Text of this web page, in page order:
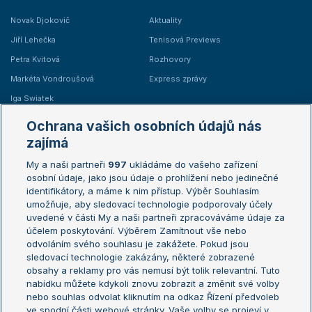
Novak Djokovič
Jiří Lehečka
Petra Kvitová
Markéta Vondroušová
Iga Swiatek
Aktuality
Tenisová Previews
Rozhovory
Express zprávy
Žebříčky
Žebříček ATP (muži)
Žebříček WTA (ženy)
Sázkařský žebříček
Australian Open
French Open
Wimbledon
US Open
Turnaj mistrů
Turnaj mistryň
Aktualní trendy
Fotbalové přestupy
Ochrana vašich osobních údajů nás
zajímá
My a naši partneři 997 ukládáme do vašeho zařízení
osobní údaje, jako jsou údaje o prohlížení nebo jedinečné
identifikátory, a máme k nim přístup. Výběr Souhlasím
umožňuje, aby sledovací technologie podporovaly účely
uvedené v části My a naši partneři zpracováváme údaje za
účelem poskytování. Výběrem Zamítnout vše nebo
odvoláním svého souhlasu je zakážete. Pokud jsou
sledovací technologie zakázány, některé zobrazené
obsahy a reklamy pro vás nemusí být tolik relevantní. Tuto
nabídku můžete kdykoli znovu zobrazit a změnit své volby
nebo souhlas odvolat kliknutím na odkaz Řízení předvoleb